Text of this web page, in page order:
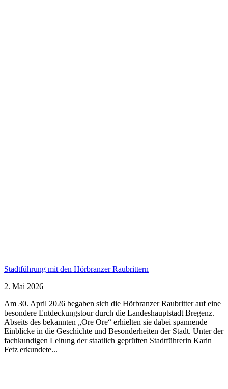
Stadtführung mit den Hörbranzer Raubrittern
2. Mai 2026
Am 30. April 2026 begaben sich die Hörbranzer Raubritter auf eine
besondere Entdeckungstour durch die Landeshauptstadt Bregenz.
Abseits des bekannten „Ore Ore“ erhielten sie dabei spannende
Einblicke in die Geschichte und Besonderheiten der Stadt. Unter der
fachkundigen Leitung der staatlich geprüften Stadtführerin Karin
Fetz erkundete...